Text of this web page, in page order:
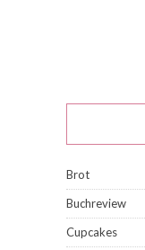
Brot
Buchreview
Cupcakes